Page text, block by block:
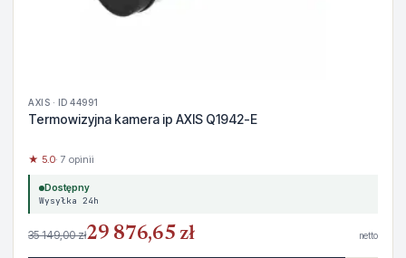
AXIS · ID 44991
Termowizyjna kamera ip AXIS Q1942-E
★ 5.0· 7 opinii
Dostępny
Wysyłka 24h
35 149,00 zł29 876,65 zł netto